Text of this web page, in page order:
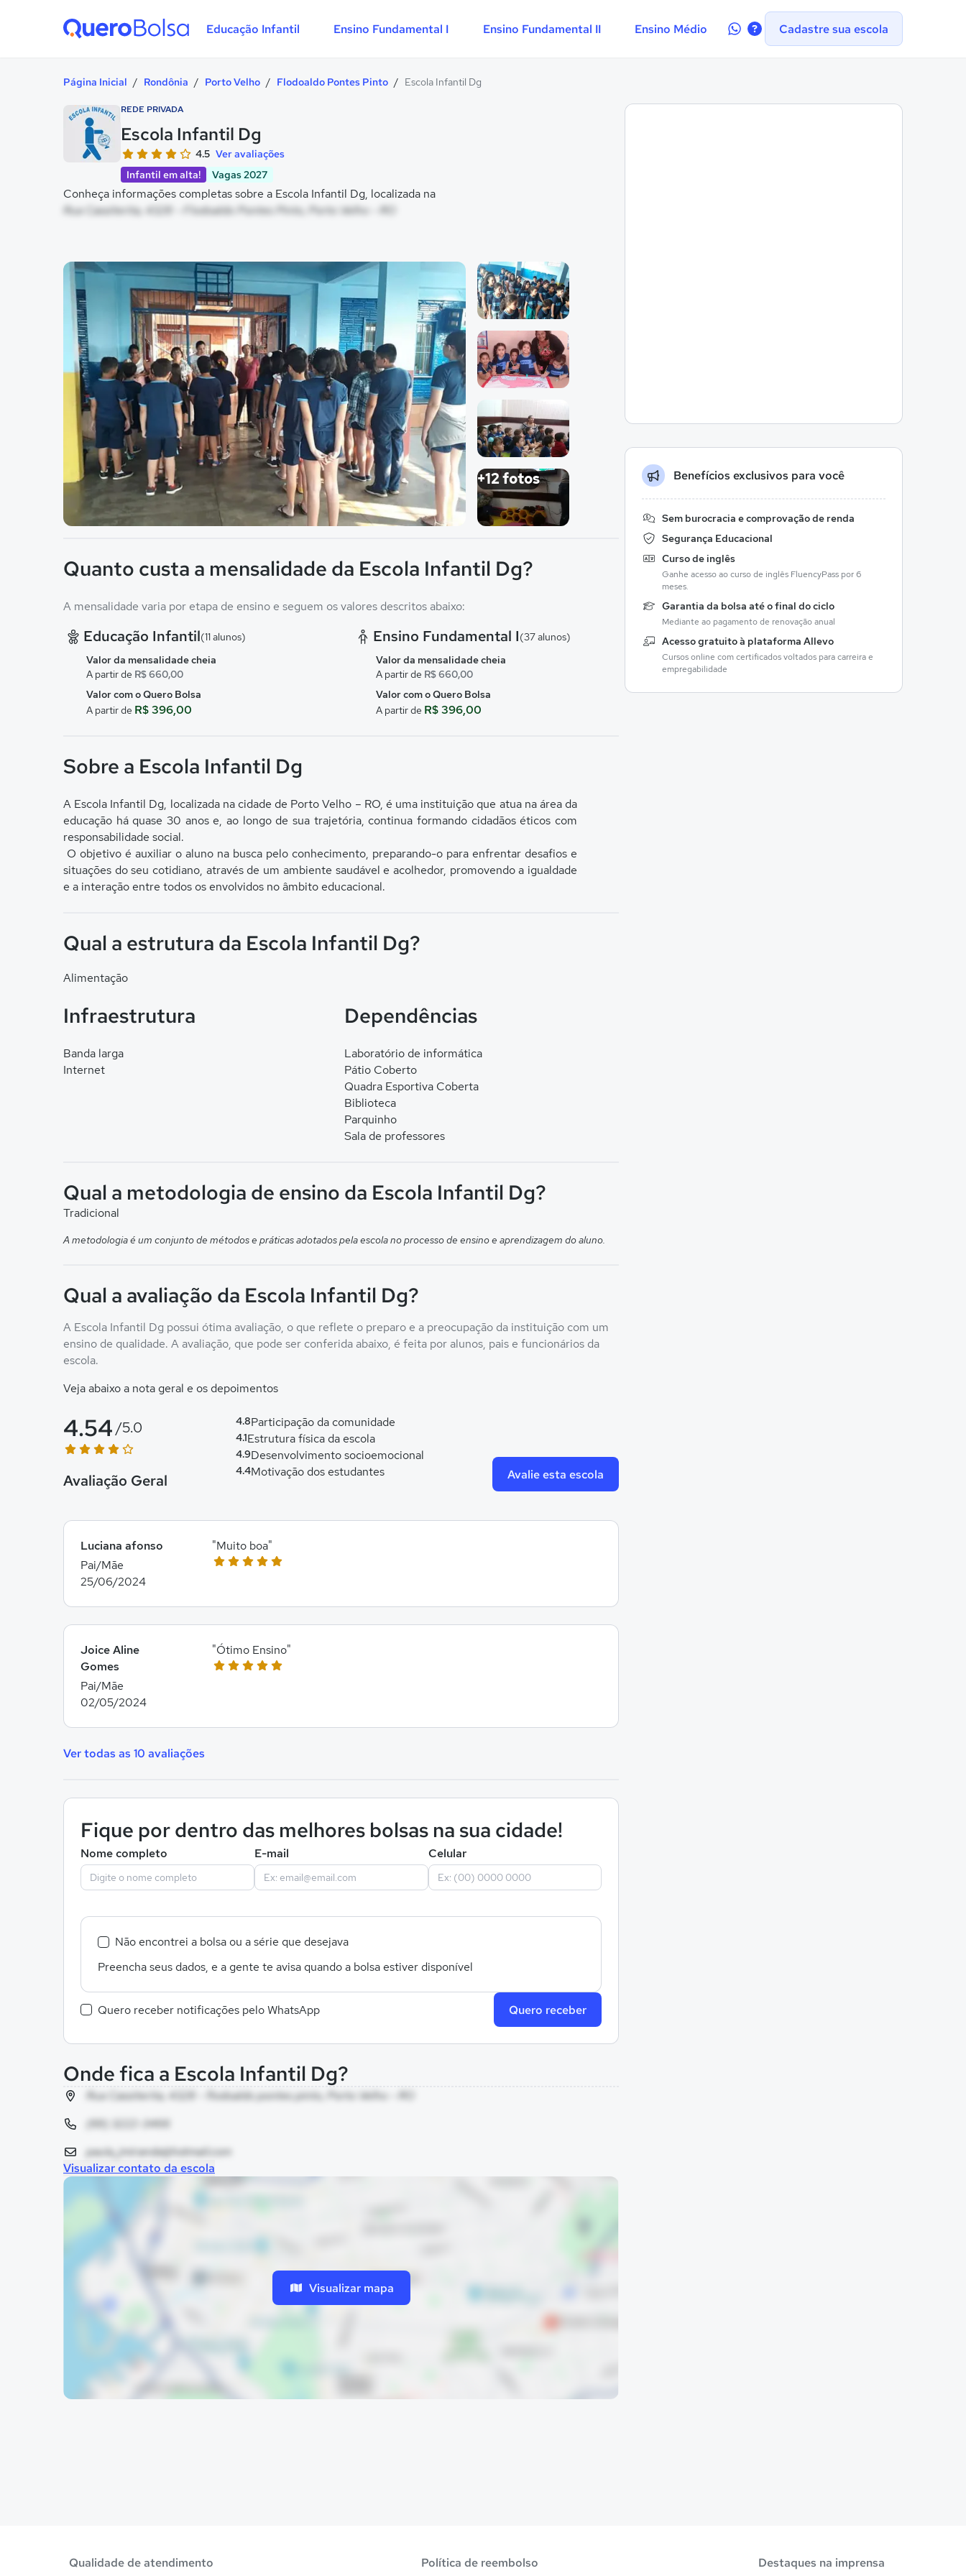
Educação Infantil Ensino Fundamental I Ensino Fundamental II Ensino Médio
Contate-Cadastre sua escola
Página Inicial / Rondônia / Porto Velho / Flodoaldo Pontes Pinto / Escola Infantil Dg
REDE PRIVADA
Escola Infantil Dg
4.5 Ver avaliações
Infantil em alta!
Vagas 2027
Conheça informações completas sobre a Escola Infantil Dg, localizada na
Rua Cassiterita, 4328 - Flodoaldo Pontes Pinto, Porto Velho - RO
Benefícios exclusivos para você
Sem burocracia e comprovação de renda
Segurança Educacional
Curso de inglês
Ganhe acesso ao curso de inglês FluencyPass por 6
meses.
Garantia da bolsa até o final do ciclo
Mediante ao pagamento de renovação anual
Acesso gratuito à plataforma Allevo
Cursos online com certificados voltados para carreira e
empregabilidade
Galeria de imagem
Imagem 1
Imagem 2
Imagem 3
+12 fotos
Quanto custa a mensalidade da Escola Infantil Dg?
A mensalidade varia por etapa de ensino e seguem os valores descritos abaixo:
Educação Infantil(11 alunos)
Valor da mensalidade cheia
A partir de R$ 660,00
Valor com o Quero Bolsa
A partir de R$ 396,00
Ensino Fundamental I(37 alunos)
Valor da mensalidade cheia
A partir de R$ 660,00
Valor com o Quero Bolsa
A partir de R$ 396,00
Sobre a Escola Infantil Dg
A Escola Infantil Dg, localizada na cidade de Porto Velho – RO, é uma instituição que atua na área da
educação há quase 30 anos e, ao longo de sua trajetória, continua formando cidadãos éticos com
responsabilidade social.
O objetivo é auxiliar o aluno na busca pelo conhecimento, preparando-o para enfrentar desafios e
situações do seu cotidiano, através de um ambiente saudável e acolhedor, promovendo a igualdade
e a interação entre todos os envolvidos no âmbito educacional.
Qual a estrutura da Escola Infantil Dg?
Alimentação
Infraestrutura
Banda larga
Internet
Dependências
Laboratório de informática
Pátio Coberto
Quadra Esportiva Coberta
Biblioteca
Parquinho
Sala de professores
Qual a metodologia de ensino da Escola Infantil Dg?
Tradicional
A metodologia é um conjunto de métodos e práticas adotados pela escola no processo de ensino e aprendizagem do aluno.
Qual a avaliação da Escola Infantil Dg?
A Escola Infantil Dg possui ótima avaliação, o que reflete o preparo e a preocupação da instituição com um
ensino de qualidade. A avaliação, que pode ser conferida abaixo, é feita por alunos, pais e funcionários da
escola.
Veja abaixo a nota geral e os depoimentos
Avaliação Geral
4.54 /5.0 4.8Participação da comunidade
4.1Estrutura física da escola
4.9Desenvolvimento socioemocional
4.4Motivação dos estudantes Avalie esta escola
Luciana afonso
Pai/Mãe
25/06/2024
"Muito boa"
Joice Aline
Gomes
Pai/Mãe
02/05/2024
"Ótimo Ensino"
Ver todas as 10 avaliações
Fique por dentro das melhores bolsas na sua cidade!
Nome completo E-mail Celular
Não encontrei a bolsa ou a série que desejava
Preencha seus dados, e a gente te avisa quando a bolsa estiver disponível
Quero receber notificações pelo WhatsApp Quero receber
Onde fica a Escola Infantil Dg?
Rua Cassiterita, 4328 - flodoaldo pontes pinto, Porto Velho - RO
(69) 3222-3466
paula_jmiranda@hotmail.com
Visualizar contato da escola
Visualizar mapa
Qualidade de atendimento Política de reembolso Destaques na imprensa